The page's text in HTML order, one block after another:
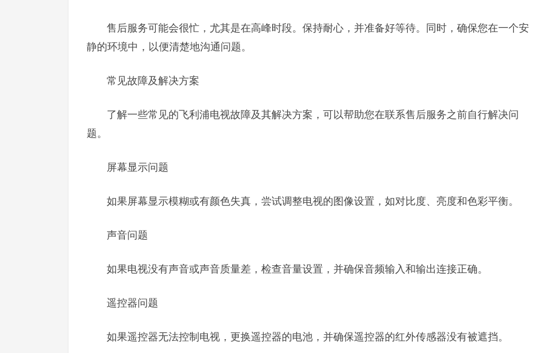
售后服务可能会很忙，尤其是在高峰时段。保持耐心，并准备好等待。同时，确保您在一个安
静的环境中，以便清楚地沟通问题。
常见故障及解决方案
了解一些常见的飞利浦电视故障及其解决方案，可以帮助您在联系售后服务之前自行解决问
题。
屏幕显示问题
如果屏幕显示模糊或有颜色失真，尝试调整电视的图像设置，如对比度、亮度和色彩平衡。
声音问题
如果电视没有声音或声音质量差，检查音量设置，并确保音频输入和输出连接正确。
遥控器问题
如果遥控器无法控制电视，更换遥控器的电池，并确保遥控器的红外传感器没有被遮挡。